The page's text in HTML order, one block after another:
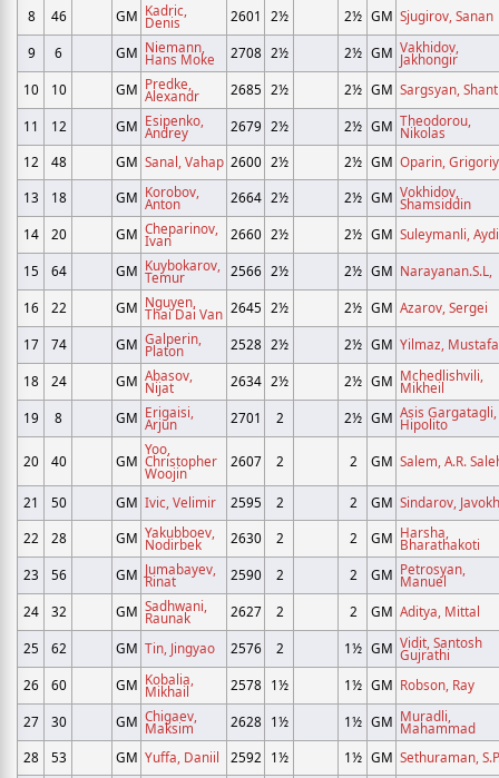
8
46 GM Kadric,
Denis 2601 2½ 2½ GM Sjugirov, Sanan
9 6 GM Niemann,
Hans Moke 2708 2½ 2½ GM Vakhidov,
Jakhongir
10
10 GM Predke,
Alexandr 2685 2½ 2½ GM Sargsyan, Shant
11 12 GM Esipenko,
Andrey 2679 2½ 2½ GM Theodorou,
Nikolas
12
48 GM Sanal, Vahap 2600 2½ 2½ GM Oparin, Grigoriy
13
18 GM Korobov,
Anton 2664 2½ 2½ GM Vokhidov,
Shamsiddin
14
20 GM Cheparinov,
Ivan 2660 2½ 2½ GM Suleymanli,
15 64 GM Kuybokarov,
Temur 2566 2½ 2½ GM Narayanan.S.L,
16 22 GM Nguyen,
Thai Dai Van 2645 2½ 2½ GM Azarov, Sergei
17 74 GM Galperin,
Platon 2528 2½ 2½ GM Yilmaz, Mustafa
18 24 GM Abasov,
Nijat 2634 2½ 2½ GM Mchedlishvili,
Mikheil
19
8 GM Erigaisi,
Arjun 2701 2 2½ GM Asis Gargatagli,
Hipolito
20 40 GM
Yoo,
Christopher
Woojin
2607 2 2 GM Salem, A.R.
21 50 GM Ivic, Velimir 2595 2 2 GM Sindarov,
22
28 GM Yakubboev,
Nodirbek 2630 2 2 GM Harsha,
Bharathakoti
23
56 GM Jumabayev,
Rinat 2590 2 2 GM Petrosyan,
Manuel
24
32 GM Sadhwani,
Raunak 2627 2 2 GM Aditya, Mittal
25 62 GM Tin, Jingyao 2576 2 1½ GM Vidit, Santosh
Gujrathi
26
60 GM Kobalia,
Mikhail 2578 1½ 1½ GM Robson, Ray
27 30 GM Chigaev,
Maksim 2628 1½ 1½ GM Muradli,
Mahammad
28
53 GM Yuffa, Daniil 2592 1½ 1½ GM Sethuraman,